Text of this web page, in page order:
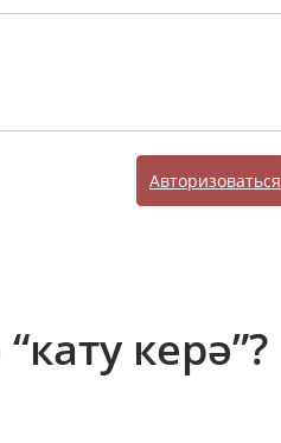
Авторизоваться
керә”?